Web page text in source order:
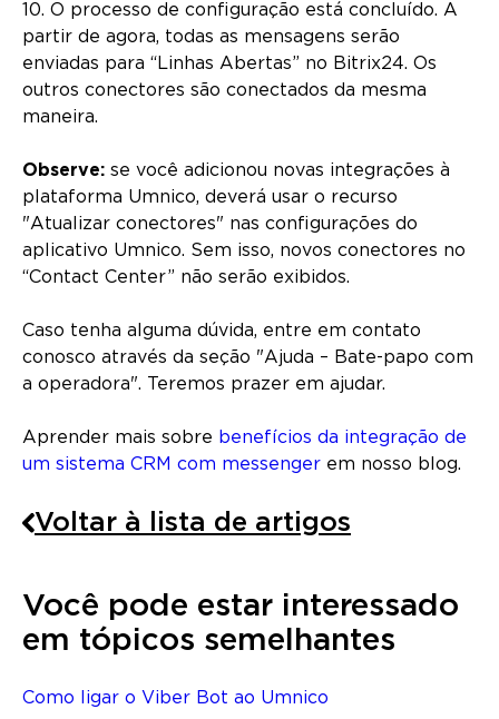
10. O processo de configuração está concluído. A
partir de agora, todas as mensagens serão
enviadas para “Linhas Abertas” no Bitrix24. Os
outros conectores são conectados da mesma
maneira.
Observe: se você adicionou novas integrações à
plataforma Umnico, deverá usar o recurso
"Atualizar conectores" nas configurações do
aplicativo Umnico. Sem isso, novos conectores no
“Contact Center” não serão exibidos.
Caso tenha alguma dúvida, entre em contato
conosco através da seção "Ajuda – Bate-papo com
a operadora". Teremos prazer em ajudar.
Aprender mais sobre benefícios da integração de
um sistema CRM com messenger em nosso blog.
Voltar à lista de artigos
Você pode estar interessado
em tópicos semelhantes
Como ligar o Viber Bot ao Umnico